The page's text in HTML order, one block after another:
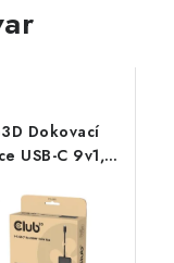
Dokovací
USB-C 9v1,
C PD, 2xUSB,
microSD/SD,
2552 Club